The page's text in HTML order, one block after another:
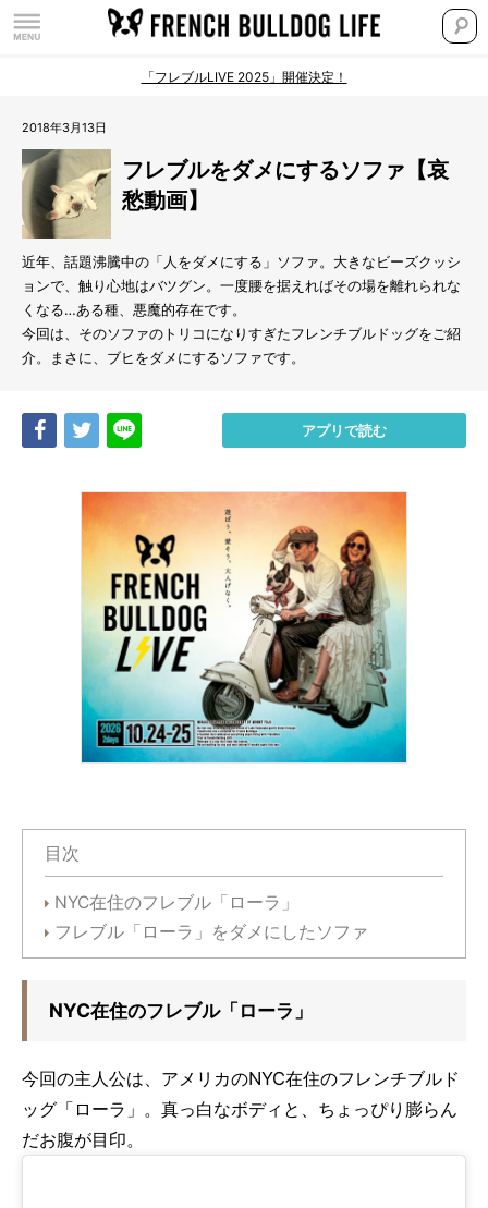
「フレブルLIVE 2025」開催決定！
2018年3月13日
フレブルをダメにするソファ【哀
愁動画】
近年、話題沸騰中の「人をダメにする」ソファ。大きなビーズクッシ
ョンで、触り心地はバツグン。一度腰を据えればその場を離れられな
くなる…ある種、悪魔的存在です。
今回は、そのソファのトリコになりすぎたフレンチブルドッグをご紹
介。まさに、ブヒをダメにするソファです。
Share Tweet アプリで読む
目次
NYC在住のフレブル「ローラ」
フレブル「ローラ」をダメにしたソファ
NYC在住のフレブル「ローラ」
今回の主人公は、アメリカのNYC在住のフレンチブルド
ッグ「ローラ」。真っ白なボディと、ちょっぴり膨らん
だお腹が目印。